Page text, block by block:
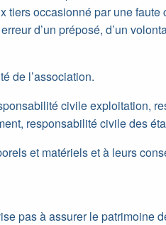
tiers occasionné par une
d’un préposé, d’un
de l’association.
civile exploitation,
responsabilité civile des
et matériels et à leurs
pas à assurer le patrimoine